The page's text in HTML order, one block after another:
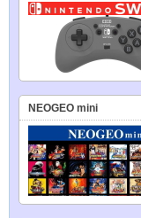
NEOGEO mini